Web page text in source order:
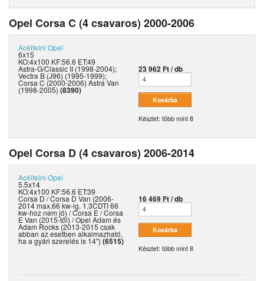
Opel Corsa C (4 csavaros) 2000-2006
Acélfelni Opel
6x15
KO:4x100 KF:56.6 ET:49
Astra-G/Classic II (1998-2004);
Vectra B (J96) (1995-1999);
Corsa C (2000-2006) Astra Van
(1998-2005) (8390)
23 962 Ft / db
Készlet: több mint 8
Opel Corsa D (4 csavaros) 2006-2014
Acélfelni Opel
5.5x14
KO:4x100 KF:56.6 ET:39
Corsa D / Corsa D Van (2006-
2014 max.66 kw-ig. 1.3CDTI 66
kw-hoz nem jó) / Corsa E / Corsa
E Van (2015-től) / Opel Adam és
Adam Rocks (2013-2015 csak
abban az esetben alkalmazható,
ha a gyári szerelés is 14") (6515)
16 469 Ft / db
Készlet: több mint 8